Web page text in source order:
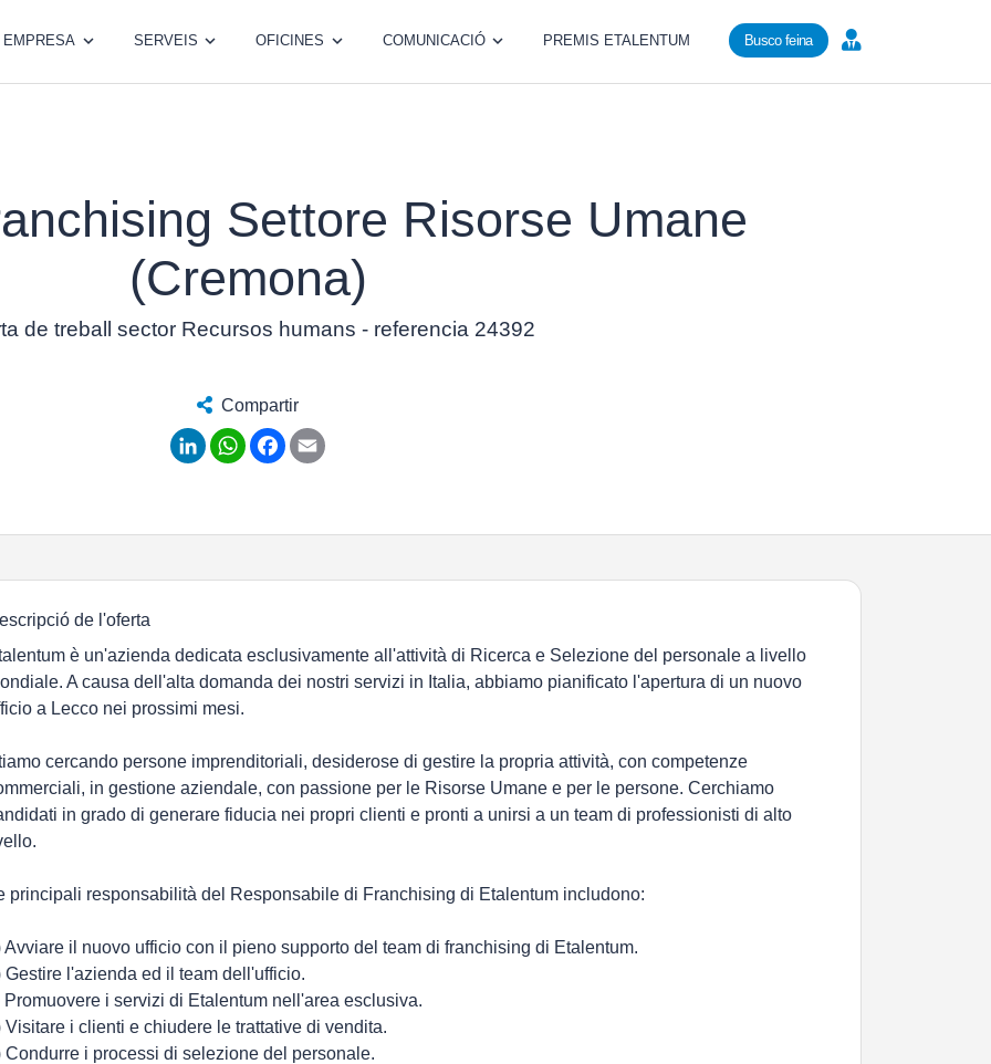
EMPRESA SERVEIS OFICINES COMUNICACIÓ PREMIS ETALENTUM Busco feina
Settore Risorse Umane
(Cremona)
de treball sector Recursos humans - referencia 24392
Compartir
LinkedInWhatsApp
Facebook
de l'oferta
è un'azienda dedicata esclusivamente all'attività di Ricerca e Selezione del personale a livello
A causa dell'alta domanda dei nostri servizi in Italia, abbiamo pianificato l'apertura di un nuovo
a Lecco nei prossimi mesi.
cercando persone imprenditoriali, desiderose di gestire la propria attività, con competenze
in gestione aziendale, con passione per le Risorse Umane e per le persone. Cerchiamo
in grado di generare fiducia nei propri clienti e pronti a unirsi a un team di professionisti di alto
principali responsabilità del Responsabile di Franchising di Etalentum includono:
Avviare il nuovo ufficio con il pieno supporto del team di franchising di Etalentum.
Gestire l'azienda ed il team dell'ufficio.
Promuovere i servizi di Etalentum nell'area esclusiva.
Visitare i clienti e chiudere le trattative di vendita.
Condurre i processi di selezione del personale.